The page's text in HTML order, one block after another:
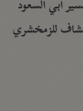
أبي السعود
للزمخشري